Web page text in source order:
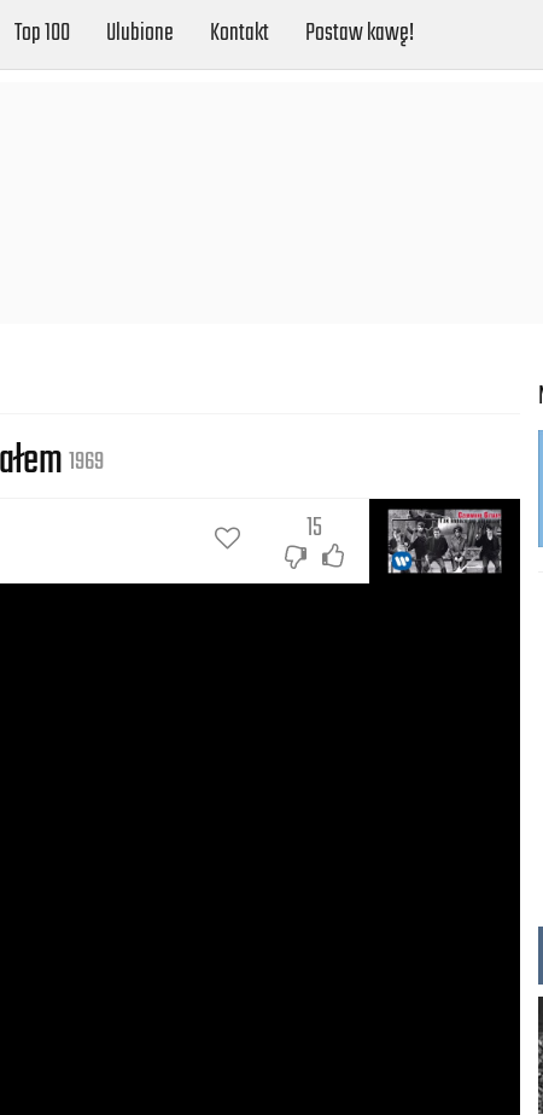
Top 100 Ulubione Kontakt Postaw kawę!
1969
15